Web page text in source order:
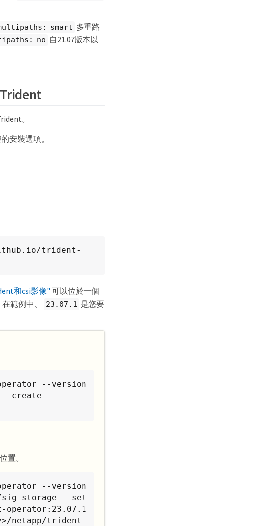
smart 多重路
no 自21.07版本以
。
安裝選項。
trident-
和csi影像"可以位於一個
範例中、
23.07.1
是您要
--version
--create-
置。
--version
sig-storage --set
operator:23.07.1
netapp/trident-